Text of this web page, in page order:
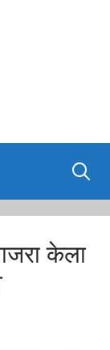
केला